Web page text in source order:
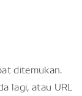
ditemukan.
lagi, atau URL